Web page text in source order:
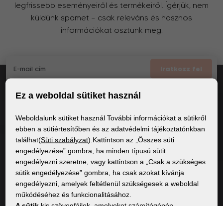
legfrissebb eseményeiről és termékeiről. Ígérjük, nem
küldünk spamet – csak releváns és hasznos
információkat osztunk meg.
Iratkozz fel
Elfogadoma GDPR általános feltételei
ÁLTALÁNOS INFORMÁCIÓK
Adatvédelmi irányelvek
Sütiszabályzat
Ez a weboldal sütiket használ
Weboldalunk sütiket használ További információkat a sütikről
ebben a sütiértesítőben és az adatvédelmi tájékoztatónkban
találhat(Süti szabályzat).Kattintson az „Összes süti
engedélyezése” gombra, ha minden típusú sütit
engedélyezni szeretne, vagy kattintson a „Csak a szükséges
sütik engedélyezése” gombra, ha csak azokat kívánja
engedélyezni, amelyek feltétlenül szükségesek a weboldal
működéséhez és funkcionalitásához.